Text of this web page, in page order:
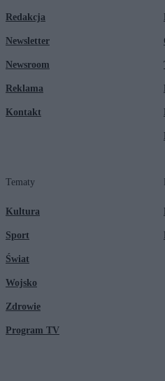
Redakcja
Newsletter
Newsroom
Reklama
Kontakt
Tematy
Kultura
Sport
Świat
Wojsko
Zdrowie
Program TV